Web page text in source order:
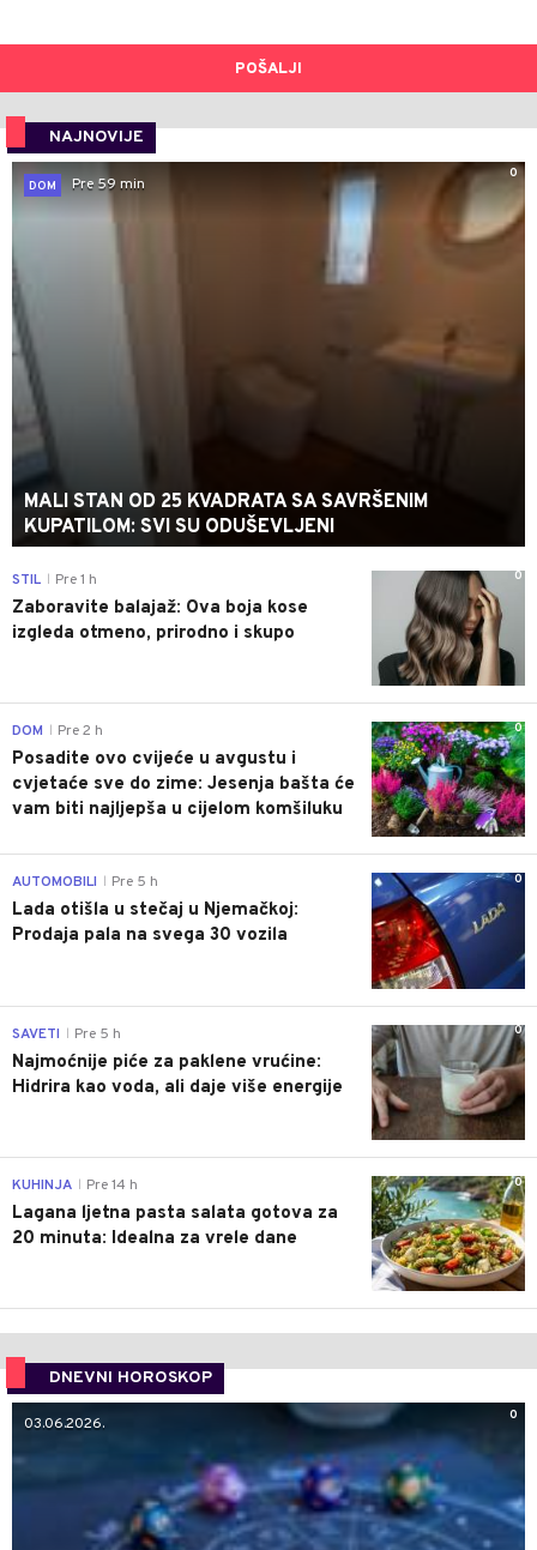
POŠALJI
NAJNOVIJE
0
DOM
Pre 59 min
MALI STAN OD 25 KVADRATA SA SAVRŠENIM
KUPATILOM: SVI SU ODUŠEVLJENI
0
STIL Pre 1 h
Zaboravite balajaž: Ova boja kose
izgleda otmeno, prirodno i skupo
0
DOM Pre 2 h
Posadite ovo cvijeće u avgustu i
cvjetaće sve do zime: Jesenja bašta će
vam biti najljepša u cijelom komšiluku
0
AUTOMOBILI Pre 5 h
Lada otišla u stečaj u Njemačkoj:
Prodaja pala na svega 30 vozila
0
SAVETI Pre 5 h
Najmoćnije piće za paklene vrućine:
Hidrira kao voda, ali daje više energije
0
KUHINJA Pre 14 h
Lagana ljetna pasta salata gotova za
20 minuta: Idealna za vrele dane
DNEVNI HOROSKOP
0
03.06.2026.